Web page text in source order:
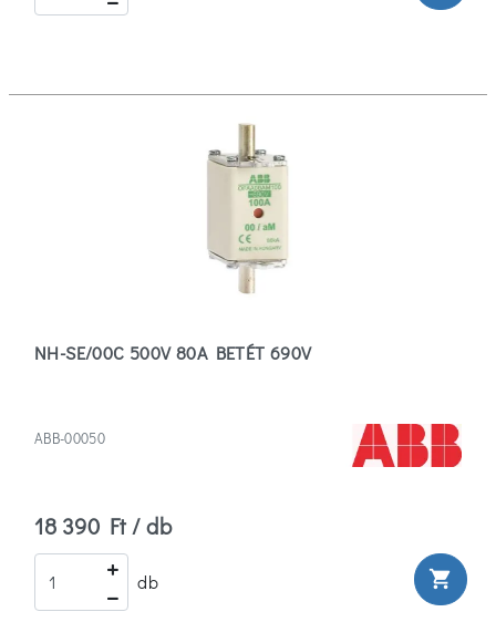
NH-SE/00C 500V 80A BETÉT 690V
ABB-00050
18 390 Ft / db
db shopping_cart